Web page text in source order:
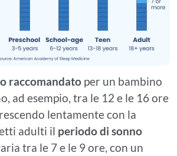
raccomandato per un bambino
ad esempio, tra le 12 e le 16 ore
lentamente con la
adulti il periodo di sonno
tra le 7 e le 9 ore, con un